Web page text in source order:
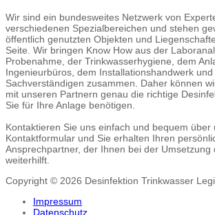
Wir sind ein bundesweites Netzwerk von
verschiedenen Spezialbereichen und stehen
öffentlich genutzten Objekten und
Seite. Wir bringen Know How aus der
Probenahme, der Trinkwasserhygiene, dem
Ingenieurbüros, dem Installationshandwerk und
Sachverständigen zusammen. Daher können
mit unseren Partnern genau die richtige
Sie für Ihre Anlage benötigen.
Kontaktieren Sie uns einfach und bequem über
Kontaktformular und Sie erhalten Ihren
Ansprechpartner, der Ihnen bei der Umsetzung
weiterhilft.
Copyright © 2026 Desinfektion Trinkwasser
Impressum
Datenschutz